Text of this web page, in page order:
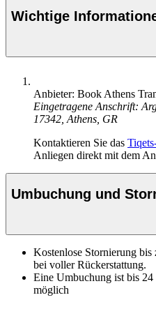
Wichtige
Anbieter: Book Athens
Eingetragene Anschrift:
17342, Athens, GR
Kontaktieren Sie das
Anliegen direkt mit dem
Umbuchung und
Kostenlose Stornierung
bei voller Rückerstattung.
Eine Umbuchung ist bis
möglich